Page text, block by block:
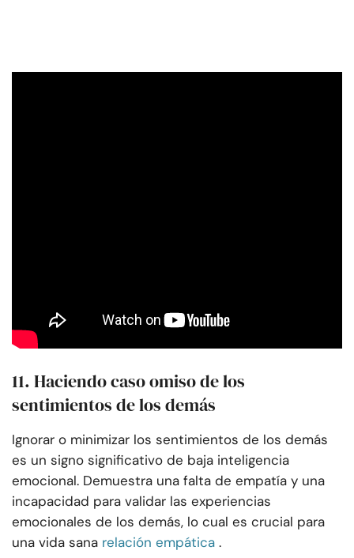
11. Haciendo caso omiso de los
sentimientos de los demás
Ignorar o minimizar los sentimientos de los demás
es un signo significativo de baja inteligencia
emocional. Demuestra una falta de empatía y una
incapacidad para validar las experiencias
emocionales de los demás, lo cual es crucial para
una vida sana relación empática .